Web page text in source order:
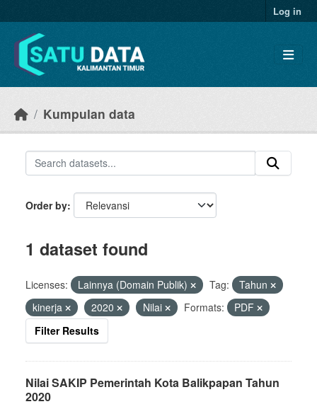
Log in
Kumpulan data
Order by
1 dataset found
Licenses: Lainnya (Domain Publik) Tag:
Tahun
kinerja
2020 Nilai Formats:
PDF
Filter Results
Nilai SAKIP Pemerintah Kota Balikpapan Tahun
2020